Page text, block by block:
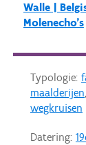
Walle |
Molenecho's
Typologie:
maalderijen,
wegkruisen
Datering: